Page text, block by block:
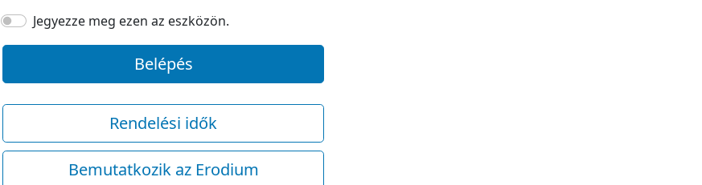
Jegyezze meg ezen az eszközön.
Belépés
Rendelési idők
Bemutatkozik az Erodium